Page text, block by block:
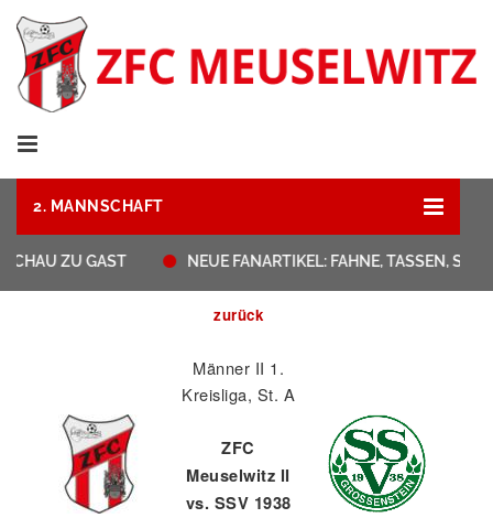
2. MANNSCHAFT
ZU GAST NEUE FANARTIKEL: FAHNE, TASSEN,
zurück
Männer II 1.
Kreisliga, St. A
ZFC
Meuselwitz II
vs. SSV 1938